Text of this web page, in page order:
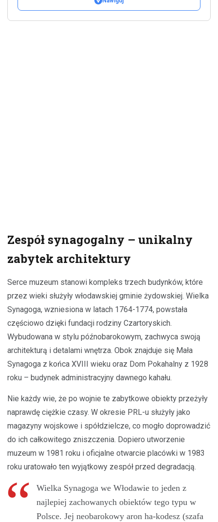
Zespół synagogalny – unikalny
zabytek architektury
Serce muzeum stanowi kompleks trzech budynków, które
przez wieki służyły włodawskiej gminie żydowskiej. Wielka
Synagoga, wzniesiona w latach 1764-1774, powstała
częściowo dzięki fundacji rodziny Czartoryskich.
Wybudowana w stylu późnobarokowym, zachwyca swoją
architekturą i detalami wnętrza. Obok znajduje się Mała
Synagoga z końca XVIII wieku oraz Dom Pokahalny z 1928
roku – budynek administracyjny dawnego kahału.
Nie każdy wie, że po wojnie te zabytkowe obiekty przeżyły
naprawdę ciężkie czasy. W okresie PRL-u służyły jako
magazyny wojskowe i spółdzielcze, co mogło doprowadzić
do ich całkowitego zniszczenia. Dopiero utworzenie
muzeum w 1981 roku i oficjalne otwarcie placówki w 1983
roku uratowało ten wyjątkowy zespół przed degradacją.
Wielka Synagoga we Włodawie to jeden z
najlepiej zachowanych obiektów tego typu w
Polsce. Jej neobarokowy aron ha-kodesz (szafa